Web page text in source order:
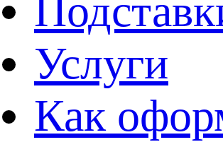
Услуги
Как